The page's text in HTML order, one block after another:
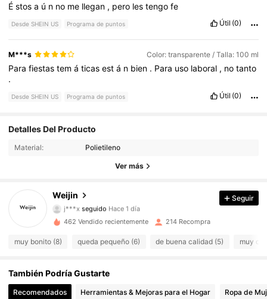
Éstosa ú n no me llegan , pero lestengofe
Desde SHEIN US Programa de puntos Útil (0)
M***s Color: transparente / Talla: 100 ml
Parafiestastemáticasestá n bien . Para uso laboral , notanto
.
Desde SHEIN US Programa de puntos Útil (0)
Detalles Del Producto
Material: Polietileno
Ver más
Weijin
4.76 93 Seguidores
93 Seguidores
4.76
j***x seguido Hace 1 día
4.76
4.76 93 Seguidores
4.76 93 Seguidores
Seguir
462 Vendido recientemente 214 Recompra
muy bonito (8) queda pequeño (6) de buena calidad (5) muy
También Podría Gustarte
Recomendados Herramientas & Mejoras para el Hogar Ropa de